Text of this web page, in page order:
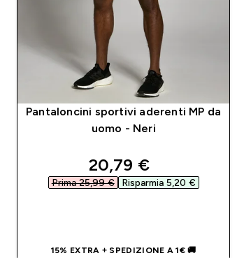
Pantaloncini sportivi aderenti MP da
uomo - Neri
discounted price
20,79 €‎
Prima 25,99 €‎ Risparmia 5,20 €‎
15% EXTRA + SPEDIZIONE A 1€ 🚚